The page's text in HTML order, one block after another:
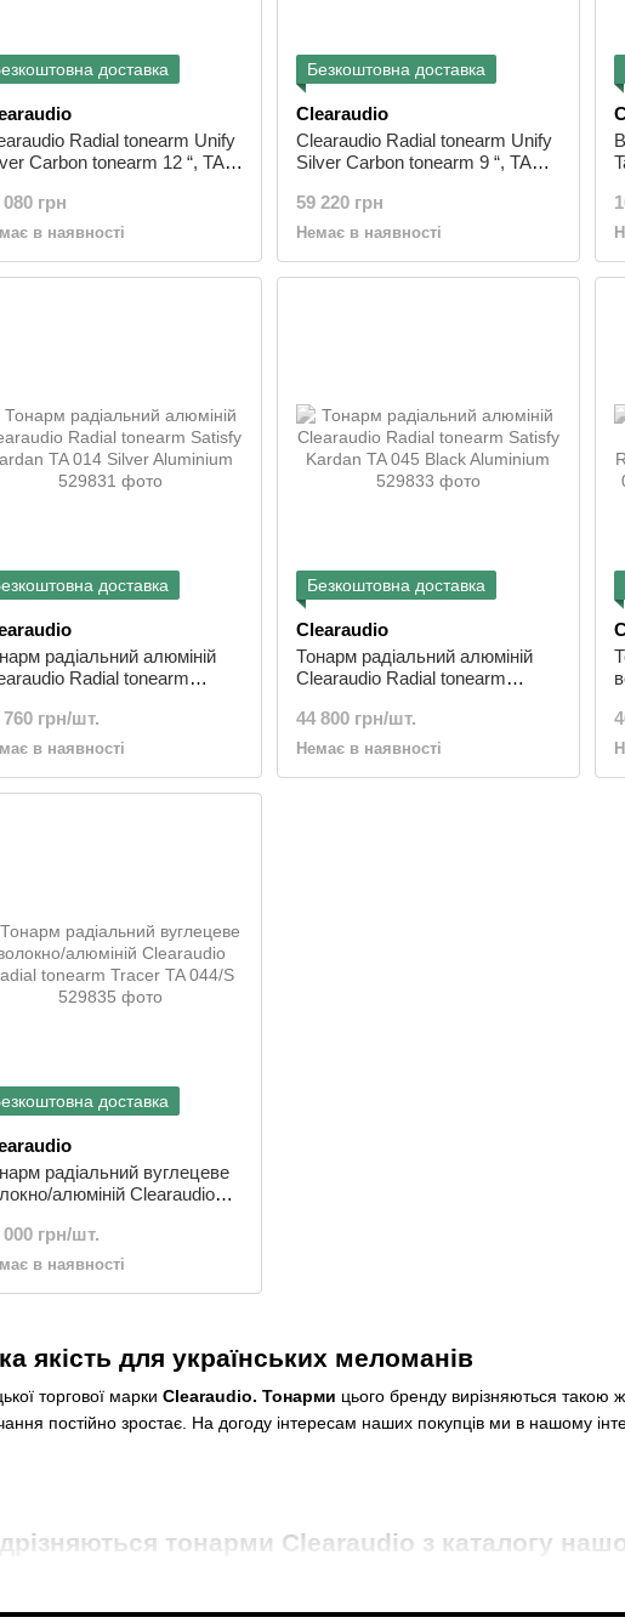
якість для українських меломанів
торгової марки Clearaudio. Тонарми цього бренду вирізняються
постійно зростає. На догоду інтересам наших покупців ми в нашому
тонарми Clearaudio з каталогу
Clearaudio здійснювалася паралельно з проектуванням
доставка
Radial tonearm Unify
Carbon tonearm 12 “, TA
грн
в наявності
Безкоштовна доставка
Clearaudio
Clearaudio Radial tonearm Unify
Silver Carbon tonearm 9 “, TA
59 220 грн
Немає в наявності
доставка
радіальний алюміній
Radial tonearm
760 грн/шт.
в наявності
Безкоштовна доставка
Clearaudio
Тонарм радіальний алюміній
Clearaudio Radial tonearm
Aluminium
44 800 грн/шт.
Немає в наявності
доставка
радіальний вуглецеве
алюміній Clearaudio
000 грн/шт.
в наявності